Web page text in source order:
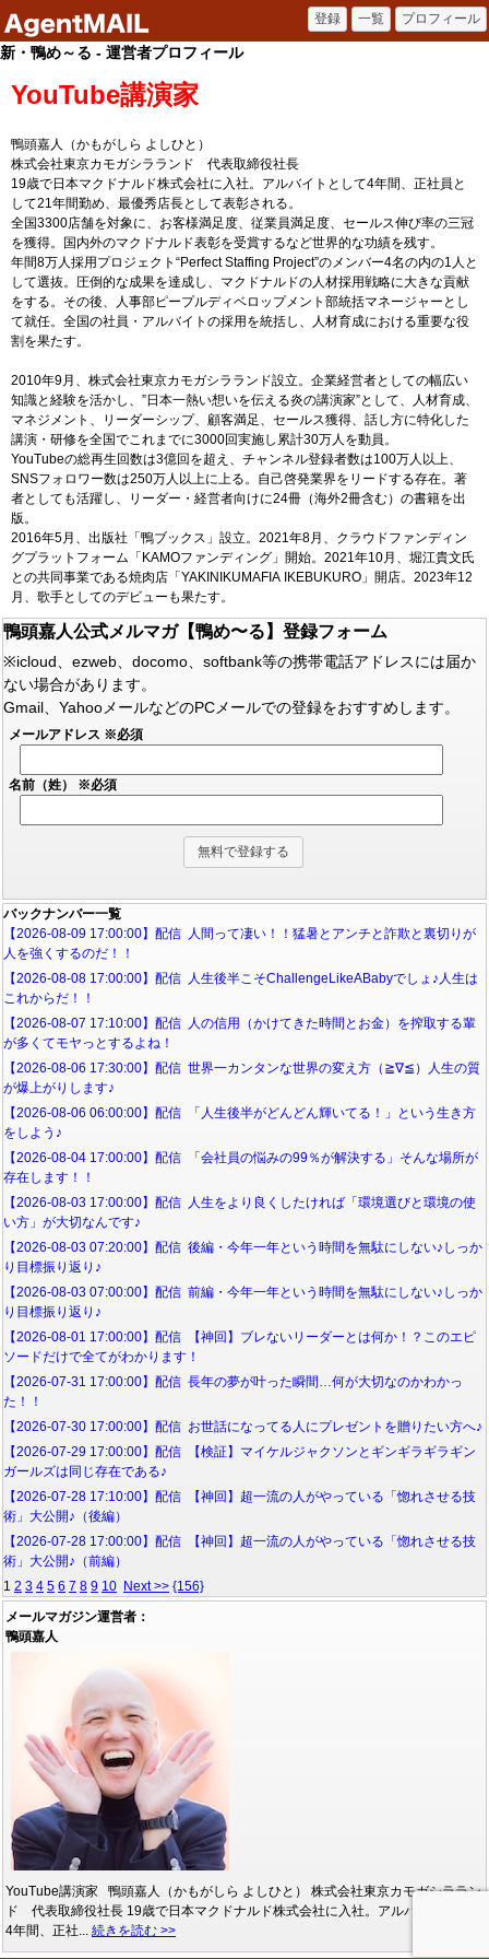
新・鴨め～る - 運営者プロフィール
YouTube講演家
鴨頭嘉人（かもがしら よしひと）
株式会社東京カモガシラランド 代表取締役社長
19歳で日本マクドナルド株式会社に入社。アルバイトとして4年間、正社員と
して21年間勤め、最優秀店長として表彰される。
全国3300店舗を対象に、お客様満足度、従業員満足度、セールス伸び率の三冠
を獲得。国内外のマクドナルド表彰を受賞するなど世界的な功績を残す。
年間8万人採用プロジェクト“Perfect Staffing Project”のメンバー4名の内の1人と
して選抜。圧倒的な成果を達成し、マクドナルドの人材採用戦略に大きな貢献
をする。その後、人事部ピープルディベロップメント部統括マネージャーとし
て就任。全国の社員・アルバイトの採用を統括し、人材育成における重要な役
割を果たす。
2010年9月、株式会社東京カモガシラランド設立。企業経営者としての幅広い
知識と経験を活かし、”日本一熱い想いを伝える炎の講演家”として、人材育成、
マネジメント、リーダーシップ、顧客満足、セールス獲得、話し方に特化した
講演・研修を全国でこれまでに3000回実施し累計30万人を動員。
YouTubeの総再生回数は3億回を超え、チャンネル登録者数は100万人以上、
SNSフォロワー数は250万人以上に上る。自己啓発業界をリードする存在。著
者としても活躍し、リーダー・経営者向けに24冊（海外2冊含む）の書籍を出
版。
2016年5月、出版社「鴨ブックス」設立。2021年8月、クラウドファンディン
グプラットフォーム「KAMOファンディング」開始。2021年10月、堀江貴文氏
との共同事業である焼肉店「YAKINIKUMAFIA IKEBUKURO」開店。2023年12
月、歌手としてのデビューも果たす。
鴨頭嘉人公式メルマガ【鴨め〜る】登録フォーム
※icloud、ezweb、docomo、softbank等の携帯電話アドレスには届か
ない場合があります。
Gmail、YahooメールなどのPCメールでの登録をおすすめします。
メールアドレス ※必須
名前（姓） ※必須
バックナンバー一覧
【2026-08-09 17:00:00】配信 人間って凄い！！猛暑とアンチと詐欺と裏切りが
人を強くするのだ！！
【2026-08-08 17:00:00】配信 人生後半こそChallengeLikeABabyでしょ♪人生は
これからだ！！
【2026-08-07 17:10:00】配信 人の信用（かけてきた時間とお金）を搾取する輩
が多くてモヤっとするよね！
【2026-08-06 17:30:00】配信 世界一カンタンな世界の変え方（≧∇≦）人生の質
が爆上がりします♪
【2026-08-06 06:00:00】配信 「人生後半がどんどん輝いてる！」という生き方
をしよう♪
【2026-08-04 17:00:00】配信 「会社員の悩みの99％が解決する」そんな場所が
存在します！！
【2026-08-03 17:00:00】配信 人生をより良くしたければ「環境選びと環境の使
い方」が大切なんです♪
【2026-08-03 07:20:00】配信 後編・今年一年という時間を無駄にしない♪しっか
り目標振り返り♪
【2026-08-03 07:00:00】配信 前編・今年一年という時間を無駄にしない♪しっか
り目標振り返り♪
【2026-08-01 17:00:00】配信 【神回】ブレないリーダーとは何か！？このエピ
ソードだけで全てがわかります！
【2026-07-31 17:00:00】配信 長年の夢が叶った瞬間…何が大切なのかわかっ
た！！
【2026-07-30 17:00:00】配信 お世話になってる人にプレゼントを贈りたい方へ♪
【2026-07-29 17:00:00】配信 【検証】マイケルジャクソンとギンギラギラギン
ガールズは同じ存在である♪
【2026-07-28 17:10:00】配信 【神回】超一流の人がやっている「惚れさせる技
術」大公開♪（後編）
【2026-07-28 17:00:00】配信 【神回】超一流の人がやっている「惚れさせる技
術」大公開♪（前編）
1 2 3 4 5 6 7 8 9 10 Next >> {156}
メールマガジン運営者：
鴨頭嘉人
YouTube講演家 鴨頭嘉人（かもがしら よしひと） 株式会社東京カモガシララン
ド 代表取締役社長 19歳で日本マクドナルド株式会社に入社。アルバイトとして
4年間、正社... 続きを読む >>